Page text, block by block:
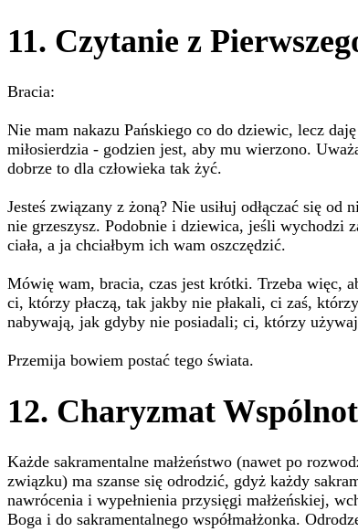
11. Czytanie z
Bracia:
Nie mam nakazu Pańskiego co do dziewic, lecz
miłosierdzia - godzien jest, aby mu wierzono.
dobrze to dla człowieka tak żyć.
Jesteś związany z żoną? Nie usiłuj odłączać się
nie grzeszysz. Podobnie i dziewica, jeśli wychodzi
ciała, a ja chciałbym ich wam oszczędzić.
Mówię wam, bracia, czas jest krótki. Trzeba więc,
ci, którzy płaczą, tak jakby nie płakali, ci zaś,
nabywają, jak gdyby nie posiadali; ci, którzy
Przemija bowiem postać tego świata.
12. Charyzmat
Każde sakramentalne małżeństwo (nawet po
związku) ma szanse się odrodzić, gdyż każdy
nawrócenia i wypełnienia przysięgi małżeńskiej,
Boga i do sakramentalnego współmałżonka.